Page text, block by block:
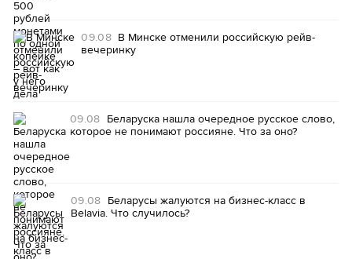
09.08 В Минске отменили российскую рейв-
вечеринку
09.08 Беларуска нашла очередное русское слово,
которое не понимают россияне. Что за оно?
09.08 Беларусы жалуются на бизнес-класс в
Belavia. Что случилось?